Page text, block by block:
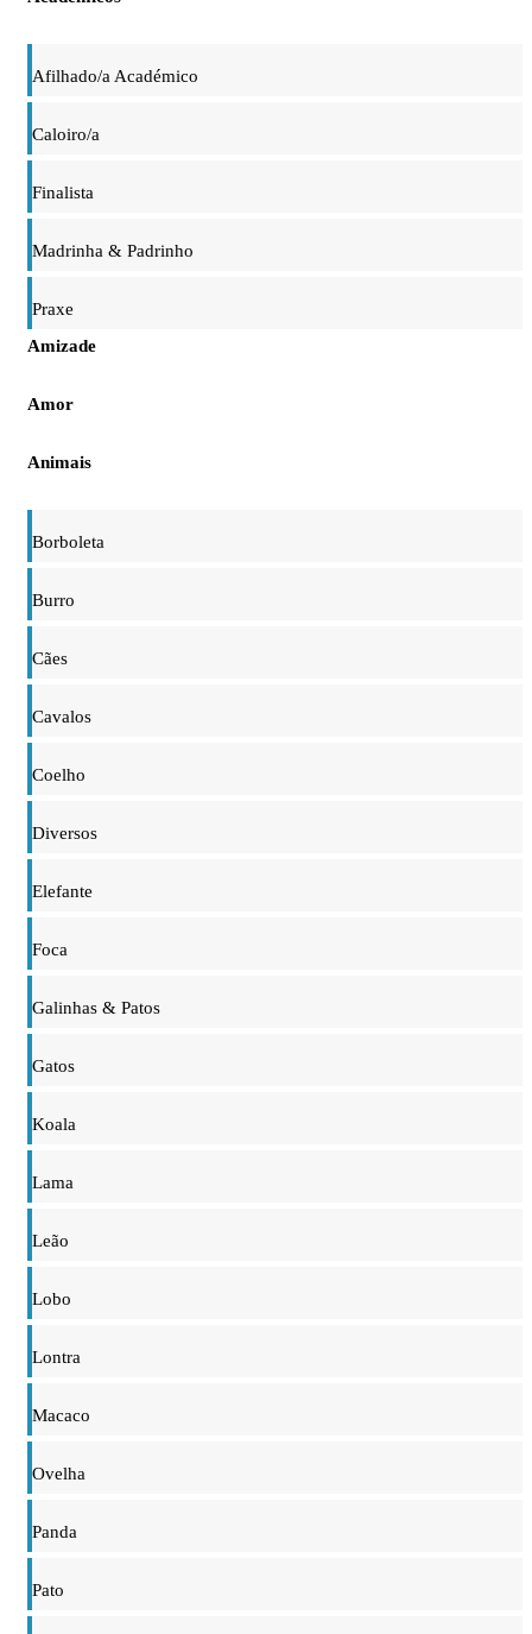
Afilhado/a Académico
Caloiro/a
Finalista
Madrinha & Padrinho
Praxe
Amizade
Amor
Animais
Borboleta
Burro
Cães
Cavalos
Coelho
Diversos
Elefante
Foca
Galinhas & Patos
Gatos
Koala
Lama
Leão
Lobo
Lontra
Macaco
Ovelha
Panda
Pato